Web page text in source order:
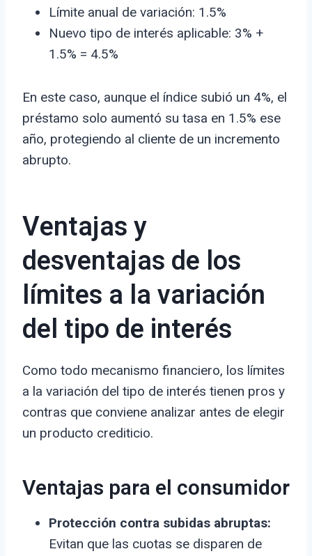
Límite anual de variación: 1.5%
Nuevo tipo de interés aplicable: 3% +
1.5% = 4.5%
En este caso, aunque el índice subió un 4%, el
préstamo solo aumentó su tasa en 1.5% ese
año, protegiendo al cliente de un incremento
abrupto.
Ventajas y
desventajas de los
límites a la variación
del tipo de interés
Como todo mecanismo financiero, los límites
a la variación del tipo de interés tienen pros y
contras que conviene analizar antes de elegir
un producto crediticio.
Ventajas para el consumidor
Protección contra subidas abruptas:
Evitan que las cuotas se disparen de